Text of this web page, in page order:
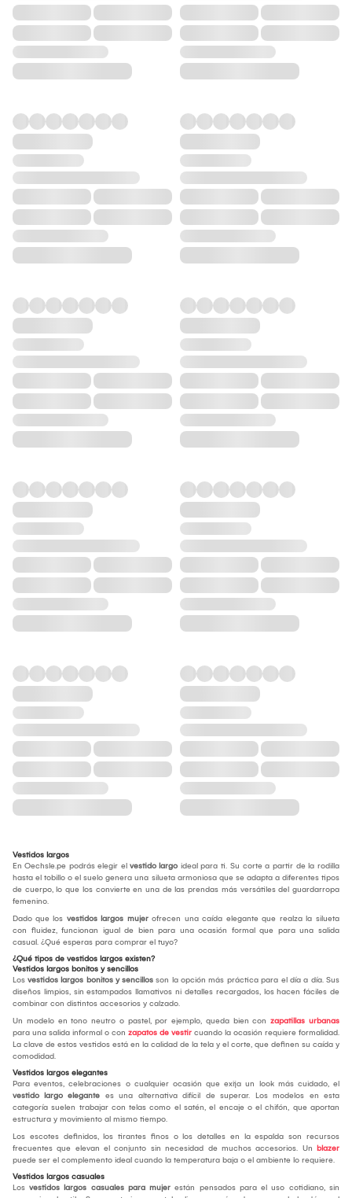
Vestidos largos
En Oechsle.pe podrás elegir el vestido largo ideal para ti. Su corte a partir de la rodilla
hasta el tobillo o el suelo genera una silueta armoniosa que se adapta a diferentes tipos
de cuerpo, lo que los convierte en una de las prendas más versátiles del guardarropa
femenino.
Dado que los vestidos largos mujer ofrecen una caída elegante que realza la silueta
con fluidez, funcionan igual de bien para una ocasión formal que para una salida
casual. ¿Qué esperas para comprar el tuyo?
¿Qué tipos de vestidos largos existen?
Vestidos largos bonitos y sencillos
Los vestidos largos bonitos y sencillos son la opción más práctica para el día a día. Sus
diseños limpios, sin estampados llamativos ni detalles recargados, los hacen fáciles de
combinar con distintos accesorios y calzado.
Un modelo en tono neutro o pastel, por ejemplo, queda bien con zapatillas urbanas
para una salida informal o con zapatos de vestir cuando la ocasión requiere formalidad.
La clave de estos vestidos está en la calidad de la tela y el corte, que definen su caída y
comodidad.
Vestidos largos elegantes
Para eventos, celebraciones o cualquier ocasión que exija un look más cuidado, el
vestido largo elegante es una alternativa difícil de superar. Los modelos en esta
categoría suelen trabajar con telas como el satén, el encaje o el chifón, que aportan
estructura y movimiento al mismo tiempo.
Los escotes definidos, los tirantes finos o los detalles en la espalda son recursos
frecuentes que elevan el conjunto sin necesidad de muchos accesorios. Un blazer
puede ser el complemento ideal cuando la temperatura baja o el ambiente lo requiere.
Vestidos largos casuales
Los vestidos largos casuales para mujer están pensados para el uso cotidiano, sin